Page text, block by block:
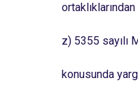
z) 5355 sayılı
konusunda